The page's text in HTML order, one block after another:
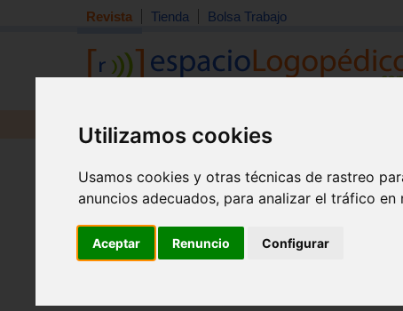
Utilizamos cookies
Usamos cookies y otras técnicas de rastreo
anuncios adecuados, para analizar el tráfico
Aceptar Renuncio Configurar
Revista Tienda Bolsa Trabajo
Revista Material
Inicio> Revista